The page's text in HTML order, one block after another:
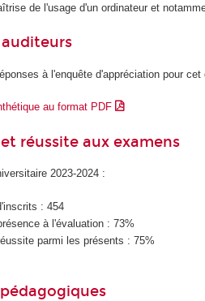
de l'usage d'un ordinateur et
auditeurs
à l'enquête d'appréciation pour cet
au format PDF
réussite aux examens
2023-2024 :
: 454
à l'évaluation : 73%
parmi les présents : 75%